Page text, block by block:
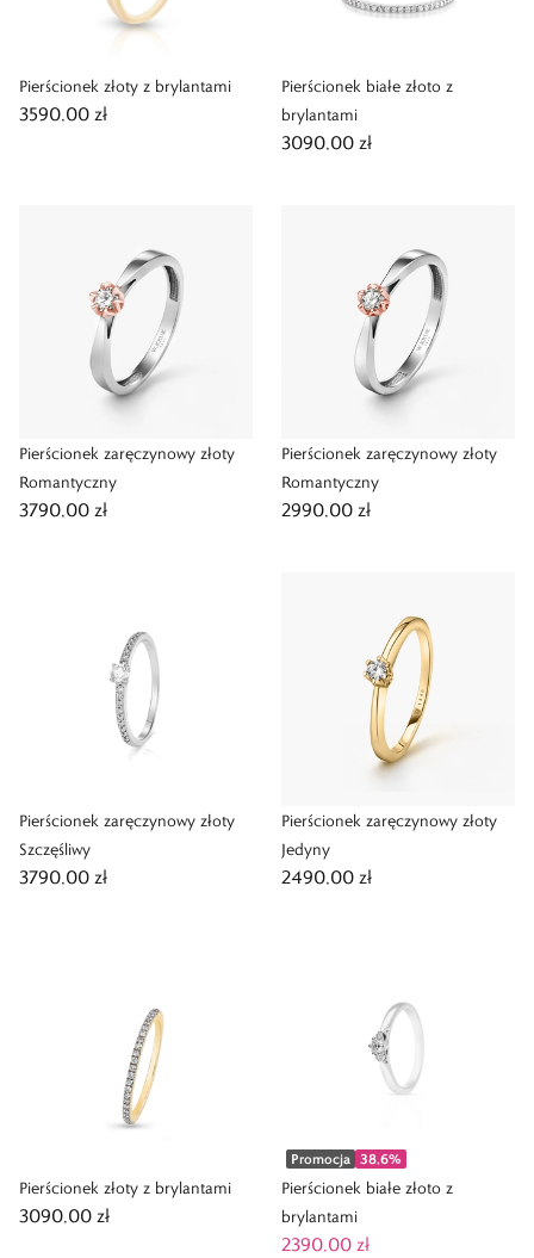
Pierścionek złoty z brylantami
3590,00 zł
Pierścionek białe złoto z
brylantami
3090,00 zł
Pierścionek zaręczynowy złoty
Romantyczny
3790,00 zł
Pierścionek zaręczynowy złoty
Romantyczny
2990,00 zł
Pierścionek zaręczynowy złoty
Szczęśliwy
3790,00 zł
Pierścionek zaręczynowy złoty
Jedyny
2490,00 zł
Pierścionek złoty z brylantami
3090,00 zł
Promocja 38,6%
Pierścionek białe złoto z
brylantami
2390,00 zł